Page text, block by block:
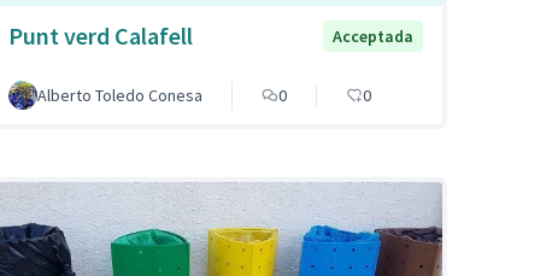
Punt verd Calafell Acceptada
Alberto Toledo Conesa 0 0